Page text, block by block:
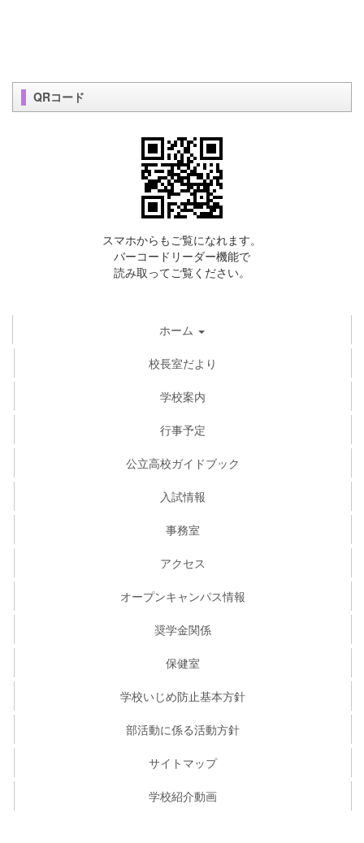
QRコード
スマホからもご覧になれます。
バーコードリーダー機能で
読み取ってご覧ください。
ホーム
校長室だより
学校案内
行事予定
公立高校ガイドブック
入試情報
事務室
アクセス
オープンキャンパス情報
奨学金関係
保健室
学校いじめ防止基本方針
部活動に係る活動方針
サイトマップ
学校紹介動画